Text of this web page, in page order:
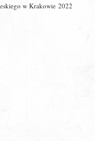
w Krakowie 2022